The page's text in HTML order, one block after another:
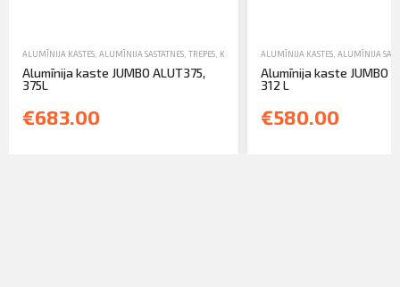
ALUMĪNIJA KASTES ALUMĪNIJA SASTATNES, TREPES, KASTES UN TORŅI,TIRDZNIECĪBA
Alumīnija kaste JUMBO ALUT375,
375L
€683.00
ALUMĪNIJA KASTES, ALUMĪNIJA
Alumīnija kaste JUMBO
312 L
€580.00